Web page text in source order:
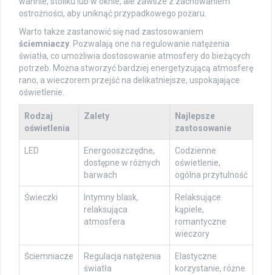
ostrożności, aby uniknąć przypadkowego pożaru.
Warto także zastanowić się nad zastosowaniem
ściemniaczy. Pozwalają one na regulowanie natężenia
światła, co umożliwia dostosowanie atmosfery do bieżących
potrzeb. Można stworzyć bardziej energetyzującą atmosferę
rano, a wieczorem przejść na delikatniejsze, uspokajające
oświetlenie.
Rodzaj
oświetlenia
Zalety
Najlepsze
zastosowanie
LED
Energooszczędne,
dostępne w różnych
barwach
Codzienne
oświetlenie,
ogólna przytulność
Świeczki
Intymny blask,
relaksująca
atmosfera
Relaksujące
kąpiele,
romantyczne
wieczory
Ściemniacze
Regulacja natężenia
światła
Elastyczne
korzystanie, różne